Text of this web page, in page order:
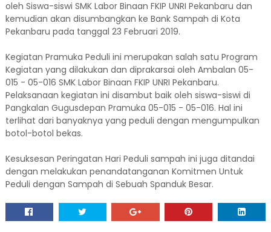
oleh Siswa-siswi SMK Labor Binaan FKIP UNRI Pekanbaru dan
kemudian akan disumbangkan ke Bank Sampah di Kota
Pekanbaru pada tanggal 23 Februari 2019.
Kegiatan Pramuka Peduli ini merupakan salah satu Program
Kegiatan yang dilakukan dan diprakarsai oleh Ambalan 05-
015 - 05-016 SMK Labor Binaan FKIP UNRI Pekanbaru.
Pelaksanaan kegiatan ini disambut baik oleh siswa-siswi di
Pangkalan Gugusdepan Pramuka 05-015 - 05-016. Hal ini
terlihat dari banyaknya yang peduli dengan mengumpulkan
botol-botol bekas.
Kesuksesan Peringatan Hari Peduli sampah ini juga ditandai
dengan melakukan penandatanganan Komitmen Untuk
Peduli dengan Sampah di Sebuah Spanduk Besar.